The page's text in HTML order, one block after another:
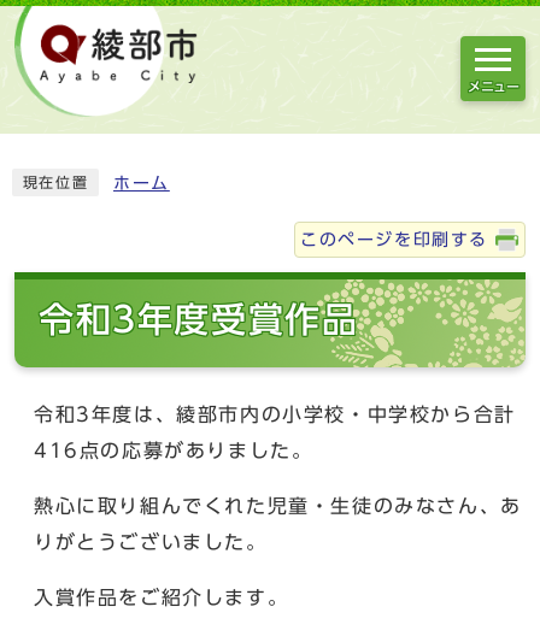
メニュー
現在位置 ホーム
このページを印刷する
令和3年度受賞作品
令和3年度は、綾部市内の小学校・中学校から合計
416点の応募がありました。
熱心に取り組んでくれた児童・生徒のみなさん、あ
りがとうございました。
入賞作品をご紹介します。